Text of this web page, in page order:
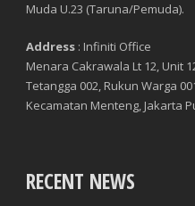
Muda U.23 (Taruna/Pemuda).
Address : Infiniti Office
Menara Cakrawala Lt 12, Unit
Tetangga 002, Rukun Warga
Kecamatan Menteng, Jakarta
RECENT NEWS